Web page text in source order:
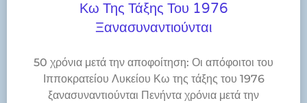
Κω Της Τάξης Του 1976
Ξανασυναντιούνται
50 χρόνια μετά την αποφοίτηση: Οι απόφοιτοι του
Ιπποκρατείου Λυκείου Κω της τάξης του 1976
ξανασυναντιούνται Πενήντα χρόνια μετά την